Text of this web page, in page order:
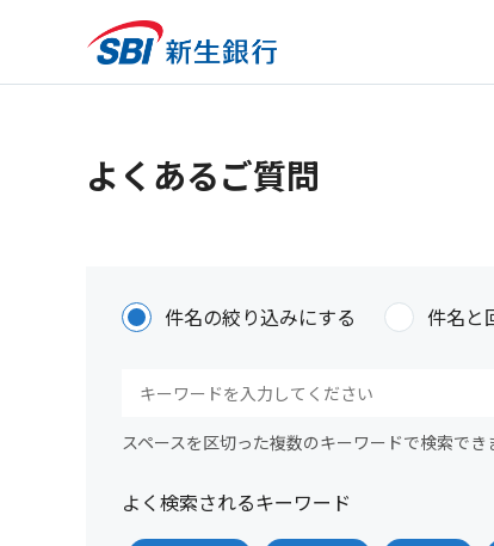
よくあるご質問
件名の絞り込みにする 件名と
スペースを区切った複数のキーワードで検索で
よく検索されるキーワード